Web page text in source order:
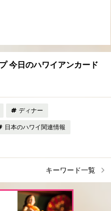
今日のハワイアンカード
ディナー
日本のハワイ関連情報
キーワード一覧